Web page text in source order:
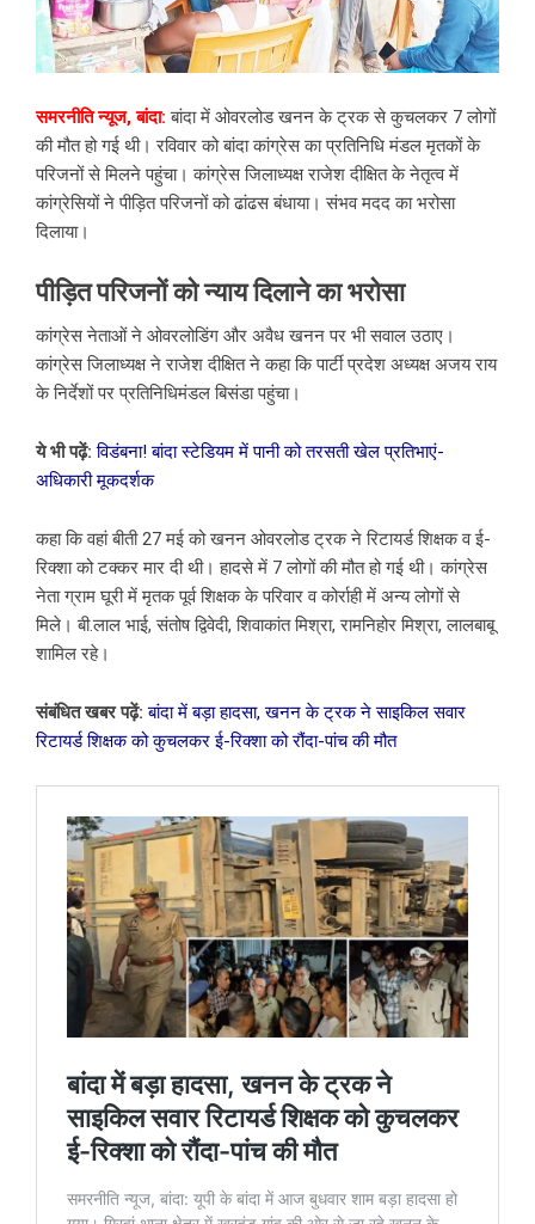
समरनीति न्यूज, बांदा: बांदा में ओवरलोड खनन के ट्रक से कुचलकर 7 लोगों
की मौत हो गई थी। रविवार को बांदा कांग्रेस का प्रतिनिधि मंडल मृतकों के
परिजनों से मिलने पहुंचा। कांग्रेस जिलाध्यक्ष राजेश दीक्षित के नेतृत्व में
कांग्रेसियों ने पीड़ित परिजनों को ढांढस बंधाया। संभव मदद का भरोसा
दिलाया।
पीड़ित परिजनों को न्याय दिलाने का भरोसा
कांग्रेस नेताओं ने ओवरलोडिंग और अवैध खनन पर भी सवाल उठाए।
कांग्रेस जिलाध्यक्ष ने राजेश दीक्षित ने कहा कि पार्टी प्रदेश अध्यक्ष अजय राय
के निर्देशों पर प्रतिनिधिमंडल बिसंडा पहुंचा।
ये भी पढ़ें:विडंबना! बांदा स्टेडियम में पानी को तरसती खेल प्रतिभाएं-
अधिकारी मूकदर्शक
कहा कि वहां बीती 27 मई को खनन ओवरलोड ट्रक ने रिटायर्ड शिक्षक व ई-
रिक्शा को टक्कर मार दी थी। हादसे में 7 लोगों की मौत हो गई थी। कांग्रेस
नेता ग्राम घूरी में मृतक पूर्व शिक्षक के परिवार व कोर्राही में अन्य लोगों से
मिले। बी.लाल भाई, संतोष द्विवेदी, शिवाकांत मिश्रा, रामनिहोर मिश्रा, लालबाबू
शामिल रहे।
संबंधित खबर पढ़ें:बांदा में बड़ा हादसा, खनन के ट्रक ने साइकिल सवार
रिटायर्ड शिक्षक को कुचलकर ई-रिक्शा को रौंदा-पांच की मौत